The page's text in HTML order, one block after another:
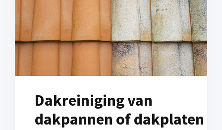
Dakreiniging van
dakpannen of dakplaten